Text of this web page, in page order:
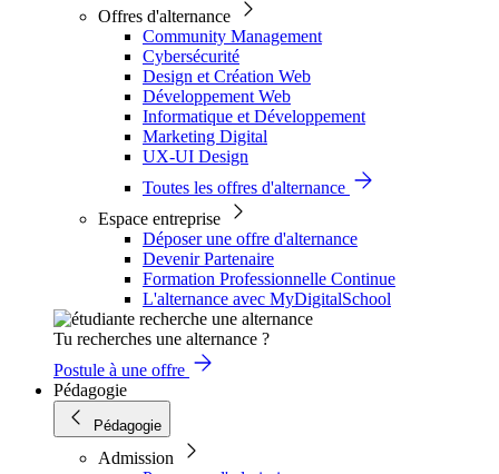
Offres d'alternance
Community Management
Cybersécurité
Design et Création Web
Développement Web
Informatique et Développement
Marketing Digital
UX-UI Design
Toutes les offres d'alternance
Espace entreprise
Déposer une offre d'alternance
Devenir Partenaire
Formation Professionnelle Continue
L'alternance avec MyDigitalSchool
Tu recherches une alternance ?
Postule à une offre
Pédagogie
Pédagogie
Admission